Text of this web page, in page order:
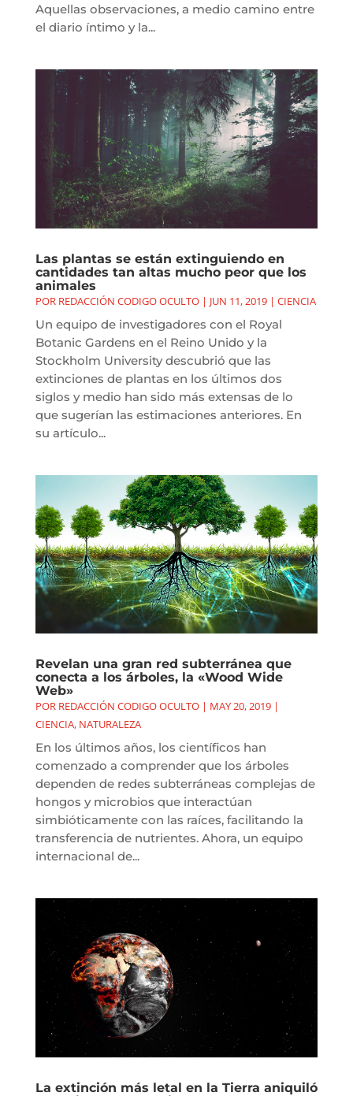
Aquellas observaciones, a medio camino entre
el diario íntimo y la...
Las plantas se están extinguiendo en
cantidades tan altas mucho peor que los
animales
POR REDACCIÓN CODIGO OCULTO| JUN 11, 2019| CIENCIA
Un equipo de investigadores con el Royal
Botanic Gardens en el Reino Unido y la
Stockholm University descubrió que las
extinciones de plantas en los últimos dos
siglos y medio han sido más extensas de lo
que sugerían las estimaciones anteriores. En
su artículo...
Revelan una gran red subterránea que
conecta a los árboles, la «Wood Wide
Web»
POR REDACCIÓN CODIGO OCULTO| MAY 20, 2019|
CIENCIA, NATURALEZA
En los últimos años, los científicos han
comenzado a comprender que los árboles
dependen de redes subterráneas complejas de
hongos y microbios que interactúan
simbióticamente con las raíces, facilitando la
transferencia de nutrientes. Ahora, un equipo
internacional de...
La extinción más letal en la Tierra aniquiló